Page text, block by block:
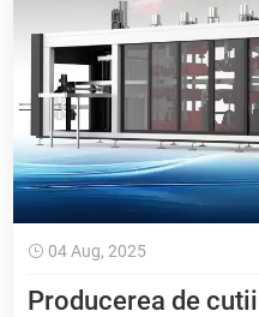
04 Aug, 2025
Producerea de